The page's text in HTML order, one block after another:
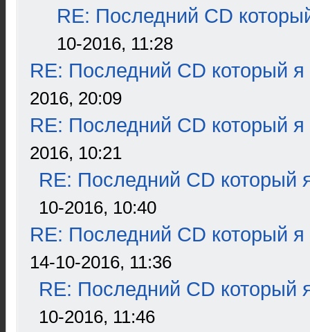
RE: Последний CD
10-2016, 11:28
RE: Последний CD который я
2016, 20:09
RE: Последний CD который я
2016, 10:21
RE: Последний CD который
10-2016, 10:40
RE: Последний CD который я
14-10-2016, 11:36
RE: Последний CD который
10-2016, 11:46